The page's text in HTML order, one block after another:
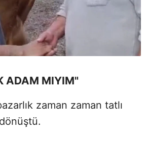
ADAM MIYIM"
zaman zaman tatlı